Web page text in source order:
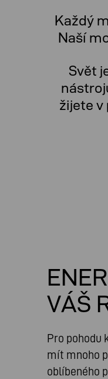
Každý
Naší
Svět
žijete v
VÁŠ
Pro pohodu
mít mnoho
oblíbeného